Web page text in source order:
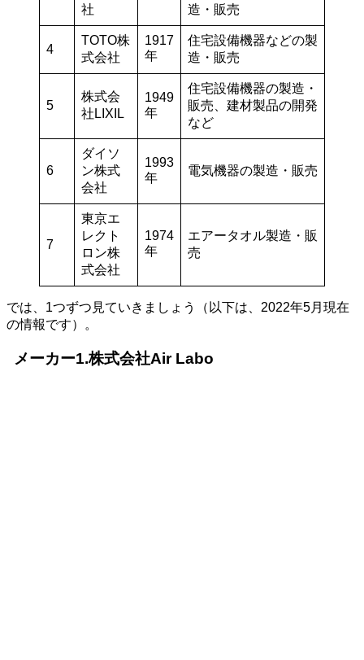
社
造・販売
4
TOTO株
式会社
1917
年
住宅設備機器などの製
造・販売
5
株式会
社LIXIL
1949
年
住宅設備機器の製造・
販売、建材製品の開発
など
6
ダイソ
ン株式
会社
1993
年
電気機器の製造・販売
7
東京エ
レクト
ロン株
式会社
1974
年
エアータオル製造・販
売
では、1つずつ見ていきましょう（以下は、2022年5月現在
の情報です）。
メーカー1.株式会社Air Labo